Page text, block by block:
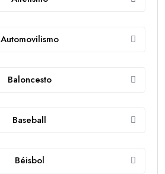
Automovilismo
Baloncesto
Baseball
Béisbol